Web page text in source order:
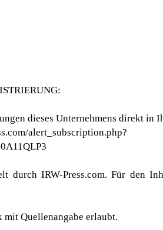
dieses Unternehmens direkt in
alert_subscription.php?
durch IRW-Press.com. Für den
Quellenangabe erlaubt.